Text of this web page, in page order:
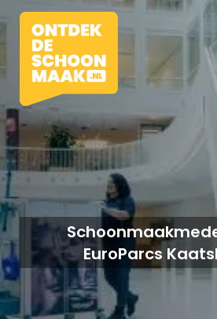
EuroParcs
Vacatures
Beroepen
Werkomgevingen
Opleidingen